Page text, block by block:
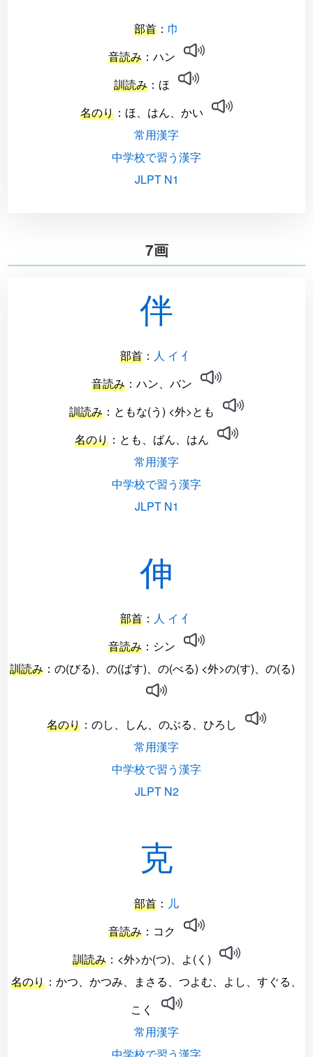
部首 ： 巾
音読み ：ハン
訓読み ：ほ
名のり ：ほ、はん、かい
常用漢字
中学校で習う漢字
JLPT N1
7画
伴
部首 ： 人 イ 亻
音読み ：ハン、バン
訓読み ：ともな(う) <外>とも
名のり ：とも、ばん、はん
常用漢字
中学校で習う漢字
JLPT N1
伸
部首 ： 人 イ 亻
音読み ：シン
訓読み ：の(びる)、の(ばす)、の(べる) <外>の(す)、の(る)
名のり ：のし、しん、のぶる、ひろし
常用漢字
中学校で習う漢字
JLPT N2
克
部首 ： 儿
音読み ：コク
訓読み ：<外>か(つ)、よ(く)
名のり ：かつ、かつみ、まさる、つよむ、よし、すぐる、
こく
常用漢字